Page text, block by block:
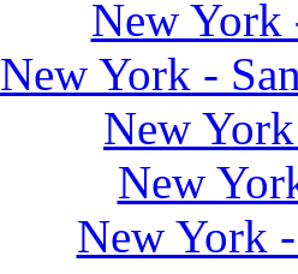
New York
New York -
New
New
New York